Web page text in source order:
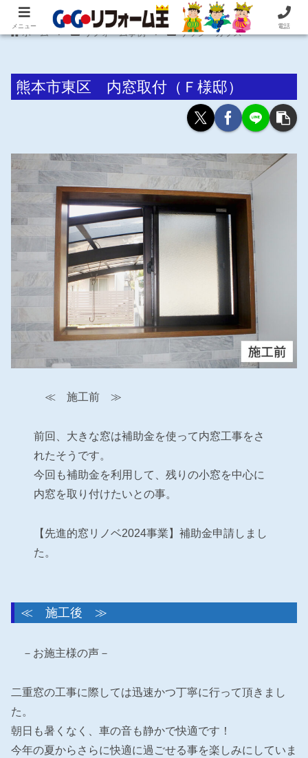
住まいの困ったを即解決！住宅リフォーム専門 株式会社 笠井産業
ホーム リフォーム事例 サッシ・ガラス
熊本市東区 内窓取付（Ｆ様邸）
≪ 施工前 ≫
前回、大きな窓は補助金を使って内窓工事をさ
れたそうです。
今回も補助金を利用して、残りの小窓を中心に
内窓を取り付けたいとの事。
【先進的窓リノベ2024事業】補助金申請しまし
た。
≪ 施工後 ≫
－お施主様の声－
二重窓の工事に際しては迅速かつ丁寧に行って頂きまし
た。
朝日も暑くなく、車の音も静かで快適です！
今年の夏からさらに快適に過ごせる事を楽しみにしていま
メニュー 電話